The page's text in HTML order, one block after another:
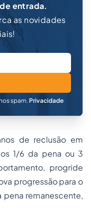
entrada.
as novidades
spam. Privacidade
de reclusão em
1/6 da pena ou 3
progride
progressão para o
pena remanescente,